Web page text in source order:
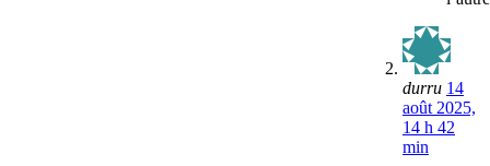
durru 14
août 2025,
14 h 42
min